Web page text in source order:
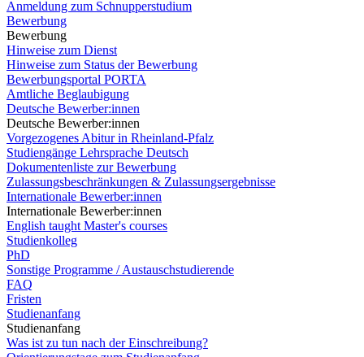
Anmeldung zum Schnupperstudium
Bewerbung
Bewerbung
Hinweise zum Dienst
Hinweise zum Status der Bewerbung
Bewerbungsportal PORTA
Amtliche Beglaubigung
Deutsche Bewerber:innen
Deutsche Bewerber:innen
Vorgezogenes Abitur in Rheinland-Pfalz
Studiengänge Lehrsprache Deutsch
Dokumentenliste zur Bewerbung
Zulassungsbeschränkungen & Zulassungsergebnisse
Internationale Bewerber:innen
Internationale Bewerber:innen
English taught Master's courses
Studienkolleg
PhD
Sonstige Programme / Austauschstudierende
FAQ
Fristen
Studienanfang
Studienanfang
Was ist zu tun nach der Einschreibung?